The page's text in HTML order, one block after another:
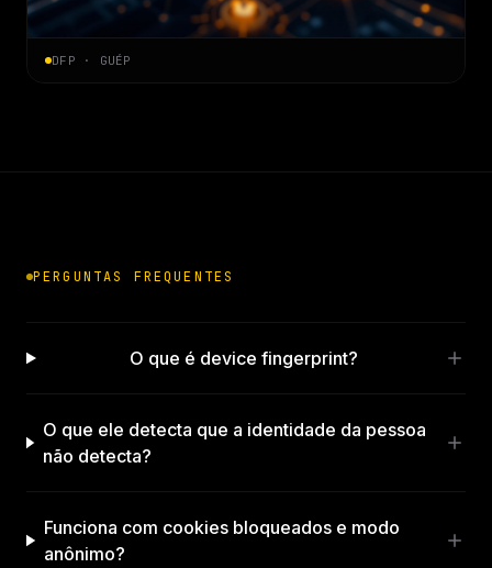
DFP · GUÉP
PERGUNTAS FREQUENTES
O que é device fingerprint?
O que ele detecta que a identidade da pessoa
não detecta?
Funciona com cookies bloqueados e modo
anônimo?